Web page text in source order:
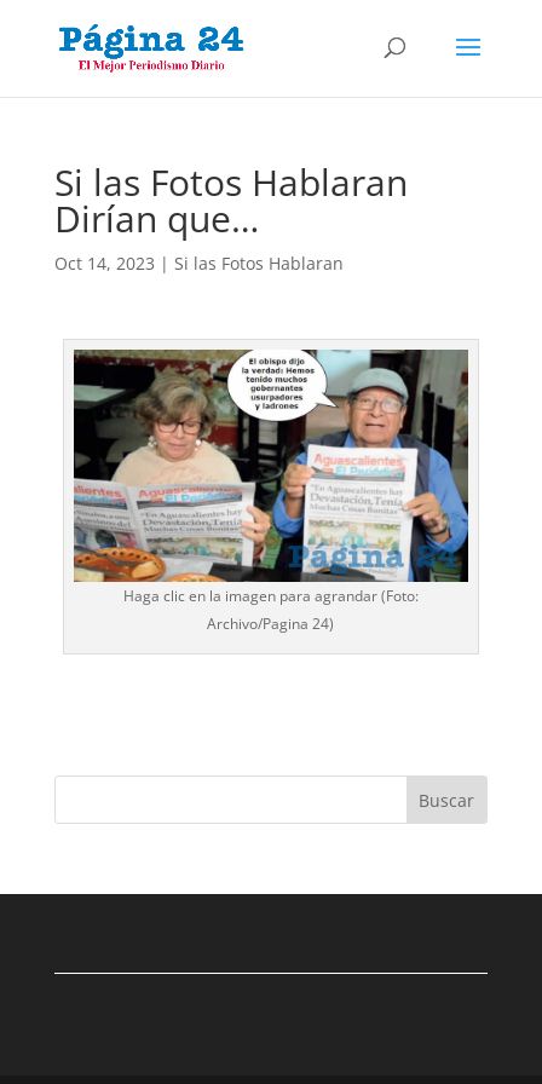
Si las Fotos Hablaran
Dirían que…
Oct 14, 2023 | Si las Fotos Hablaran
Haga clic en la imagen para agrandar (Foto:
Archivo/Pagina 24)
Buscar